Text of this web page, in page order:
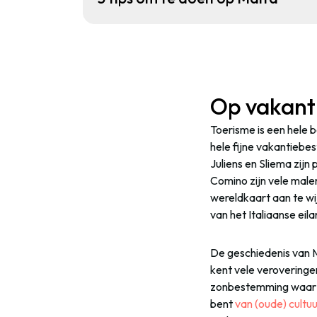
Op
Toerisme is een hele
hele fijne
Juliens en Sliema
Comino zijn vele
wereldkaart aan te
van het Italiaanse
De geschiedenis
kent vele
zonbestemming
bentvan (oude)